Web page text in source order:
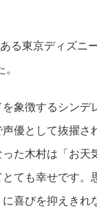
る東京ディズニ
象徴するシンデ
優として抜擢さ
た木村は「お天
ても幸せです。
喜びを抑えきれ